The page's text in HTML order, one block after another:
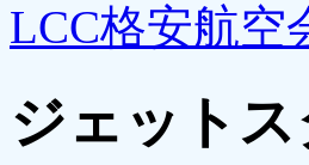
LCC格安航空
ジェット